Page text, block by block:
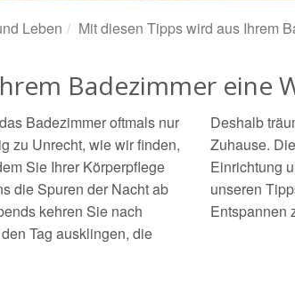
Leben Mit diesen Tipps wird aus Ihrem
Badezimmer eine
Badezimmer oftmals nur
zu Unrecht, wie wir finden,
Sie Ihrer Körperpflege
die Spuren der Nacht ab
kehren Sie nach
Tag ausklingen, die
Deshalb
Zuhause.
Einrichtung
unseren
Entspannen